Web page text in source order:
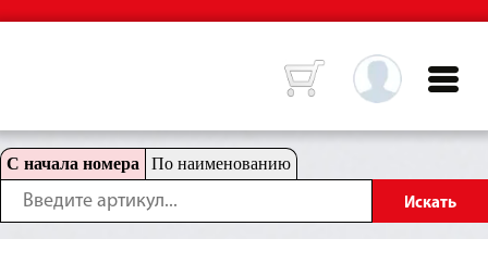
С начала номера По наименованию